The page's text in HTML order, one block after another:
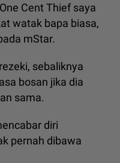
Cent Thief saya
watak bapa biasa,
mStar.
sebaliknya
bosan jika dia
sama.
diri
pernah dibawa